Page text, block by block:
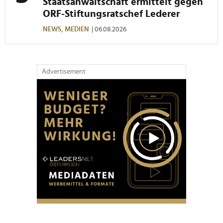
ORF-Stiftungsratschef Lederer
NEWS, MEDIEN | 06.08.2026
Advertisement